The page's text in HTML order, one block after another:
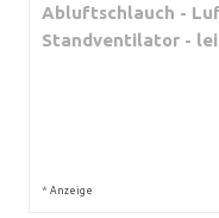
Abluftschlauch -
Standventilator -
* Anzeige